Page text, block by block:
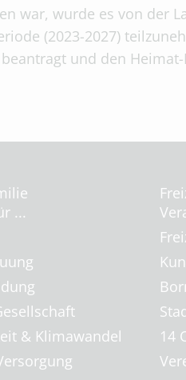
war, wurde es von der
(2023-2027)
und den
...
& Klimawandel
14